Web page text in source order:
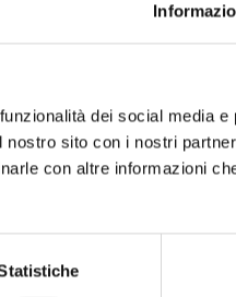
dei social media e
sito con i nostri
con altre informazioni
quel cratere e cerchiamo di